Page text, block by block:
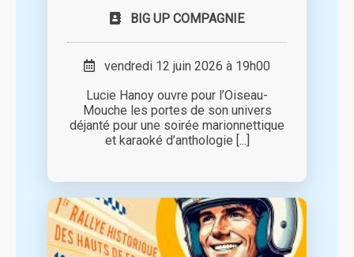
BIG UP COMPAGNIE
vendredi 12 juin 2026 à 19h00
Lucie Hanoy ouvre pour l’Oiseau-
Mouche les portes de son univers
déjanté pour une soirée marionnettique
et karaoké d’anthologie [...]